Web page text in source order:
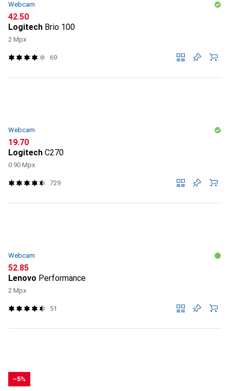
Webcam
CHF
42.50
Logitech Brio 100
2 Mpx
69
Webcam
CHF
19.70
Logitech C270
0.90 Mpx
729
Webcam
CHF
52.85
Lenovo Performance
2 Mpx
51
−5%